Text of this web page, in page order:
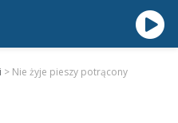
> Nie żyje pieszy potrącony